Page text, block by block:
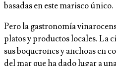
basadas en este marisco único.
Pero la gastronomía
platos y productos locales. La
sus boquerones y anchoas en
del mar que ha dado lugar a